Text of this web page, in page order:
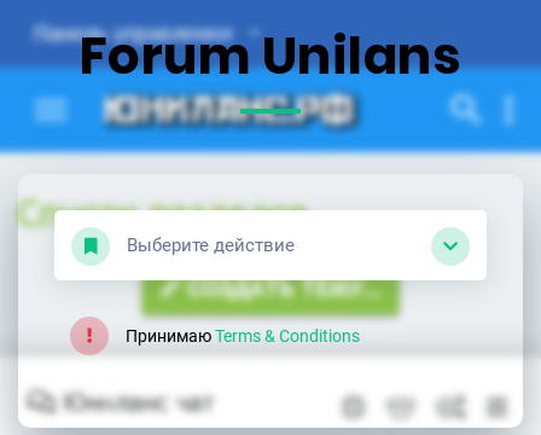
Forum Unilans
Выберите действие
ПринимаюTerms & Conditions